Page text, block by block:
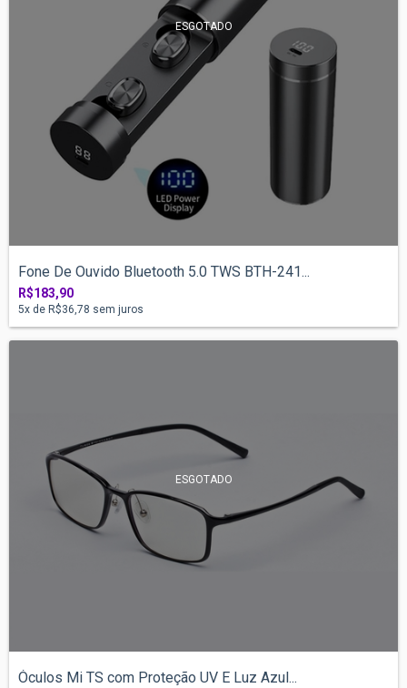
ESGOTADO
Fone De Ouvido Bluetooth 5.0 TWS BTH-241...
R$183,90
5x de R$36,78 sem juros
ESGOTADO
Óculos Mi TS com Proteção UV E Luz Azul...